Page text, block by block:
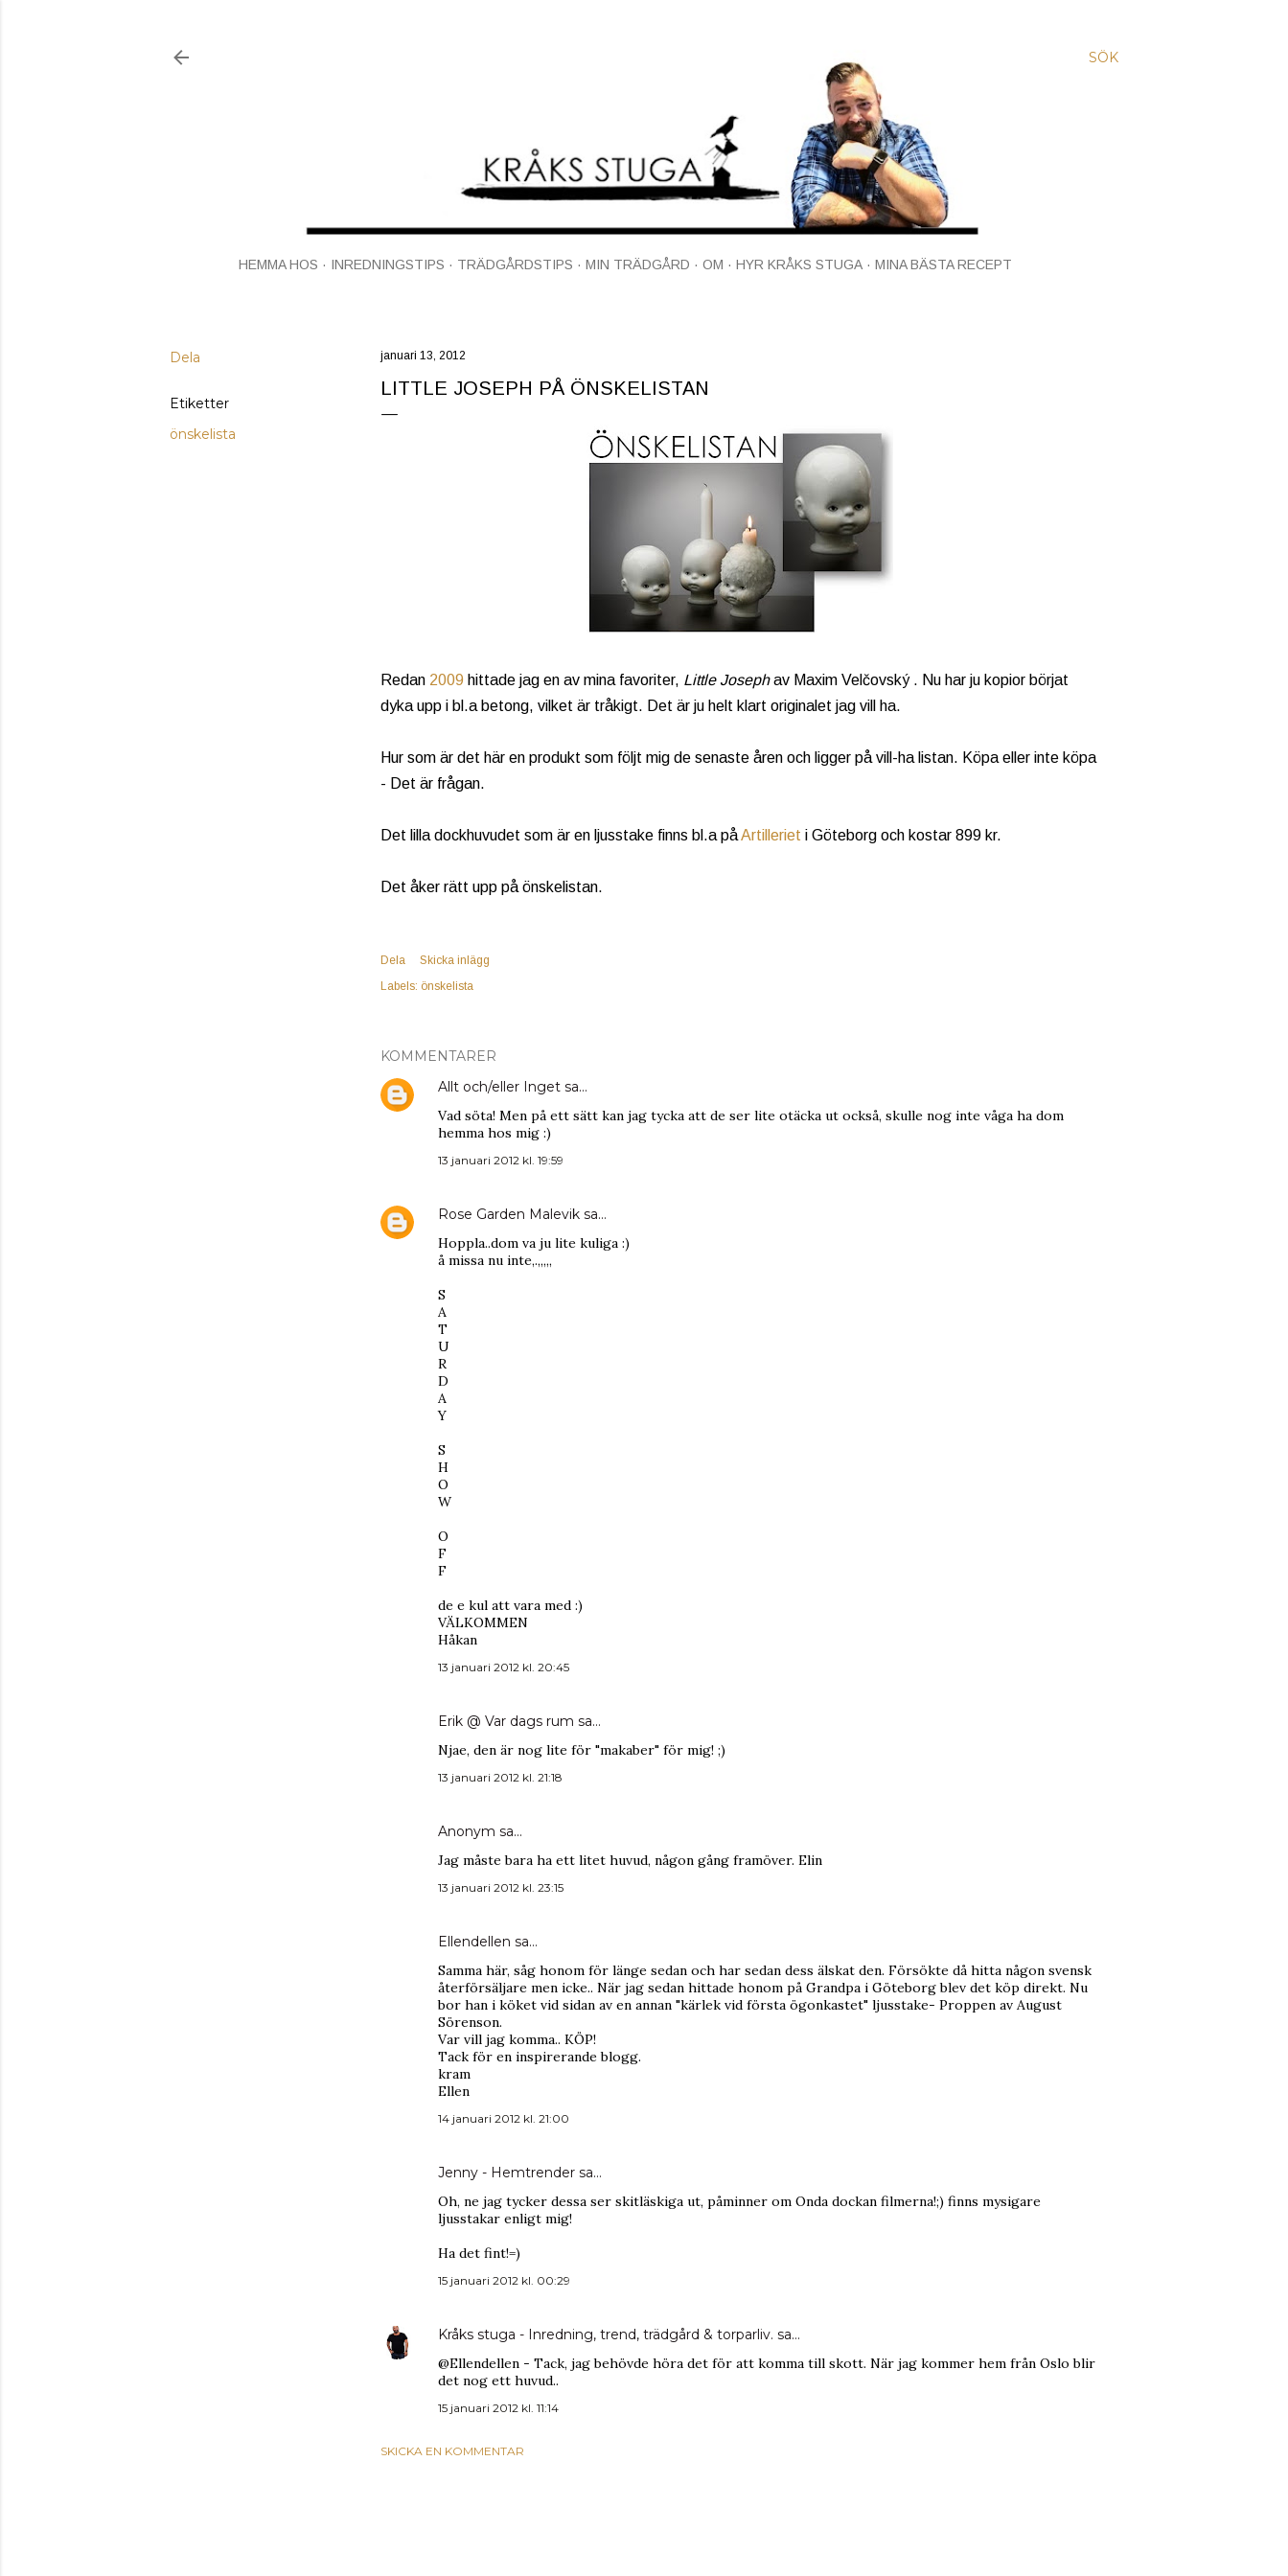
SÖK
HEMMA HOS INREDNINGSTIPS TRÄDGÅRDSTIPS MIN TRÄDGÅRD OM HYR KRÅKS STUGA MINA BÄSTA RECEPT
Dela
Etiketter
önskelista
januari 13, 2012
LITTLE JOSEPH PÅ ÖNSKELISTAN
Redan 2009 hittade jag en av mina favoriter, Little Josephav Maxim Velčovský . Nu har ju kopior börjat
dyka upp i bl.a betong, vilket är tråkigt. Det är ju helt klart originalet jag vill ha.
Hur som är det här en produkt som följt mig de senaste åren och ligger på vill-ha listan. Köpa eller inte köpa
- Det är frågan.
Det lilla dockhuvudet som är en ljusstake finns bl.a påArtilleriet i Göteborg och kostar 899 kr.
Det åker rätt upp på önskelistan.
Dela
Skicka inlägg
Labels: önskelista
KOMMENTARER
Allt och/eller Inget sa…
Vad söta! Men på ett sätt kan jag tycka att de ser lite otäcka ut också, skulle nog inte våga ha dom
hemma hos mig :)
13 januari 2012 kl. 19:59
Rose Garden Malevik sa…
Hoppla..dom va ju lite kuliga :)
å missa nu inte,.,,,,,
S
A
T
U
R
D
A
Y
S
H
O
W
O
F
F
de e kul att vara med :)
VÄLKOMMEN
Håkan
13 januari 2012 kl. 20:45
Erik @ Var dags rum sa…
Njae, den är nog lite för "makaber" för mig! ;)
13 januari 2012 kl. 21:18
Anonym sa…
Jag måste bara ha ett litet huvud, någon gång framöver. Elin
13 januari 2012 kl. 23:15
Ellendellen sa…
Samma här, såg honom för länge sedan och har sedan dess älskat den. Försökte då hitta någon svensk
återförsäljare men icke.. När jag sedan hittade honom på Grandpa i Göteborg blev det köp direkt. Nu
bor han i köket vid sidan av en annan "kärlek vid första ögonkastet" ljusstake- Proppen av August
Sörenson.
Var vill jag komma.. KÖP!
Tack för en inspirerande blogg.
kram
Ellen
14 januari 2012 kl. 21:00
Jenny - Hemtrender sa…
Oh, ne jag tycker dessa ser skitläskiga ut, påminner om Onda dockan filmerna!;) finns mysigare
ljusstakar enligt mig!
Ha det fint!=)
15 januari 2012 kl. 00:29
Kråks stuga - Inredning, trend, trädgård & torparliv. sa…
@Ellendellen - Tack, jag behövde höra det för att komma till skott. När jag kommer hem från Oslo blir
det nog ett huvud..
15 januari 2012 kl. 11:14
SKICKA EN KOMMENTAR